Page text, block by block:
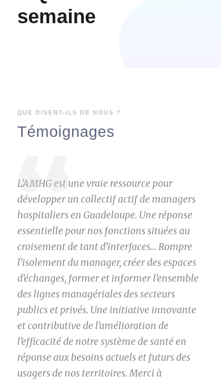
semaine
QUE DISENT-ILS DE NOUS ?
Témoignages
“
L’AMHG est une vraie ressource pour
développer un collectif actif de managers
hospitaliers en Guadeloupe. Une réponse
essentielle pour nos fonctions situées au
croisement de tant d’interfaces… Rompre
l’isolement du manager, créer des espaces
d’échanges, former et informer l’ensemble
des lignes managériales des secteurs
publics et privés. Une initiative innovante
et contributive de l’amélioration de
l’efficacité de notre système de santé en
réponse aux besoins actuels et futurs des
usagers de nos territoires. Merci à